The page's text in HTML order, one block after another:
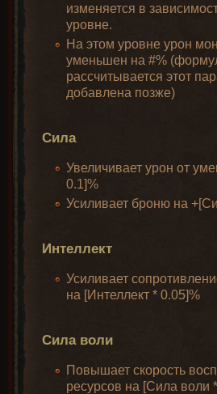
изменяется в
уровне.
На этом уровне урон
уменьшен на #%
рассчитывается этот
добавлена позже)
Сила
Увеличивает урон от
0.1]%
Усиливает броню на
Интеллект
Усиливает
на [Интеллект * 0.05]%
Сила воли
Повышает скорость
ресурсов на [Сила воли